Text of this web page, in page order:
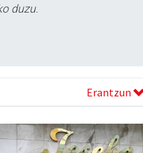
duzu.
Erantzun